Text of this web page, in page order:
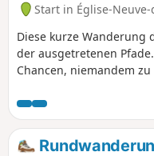
Start in Église-
Diese kurze Wanderung
der ausgetretenen
Chancen, niemandem
inmitten der Natur, um
genießen.